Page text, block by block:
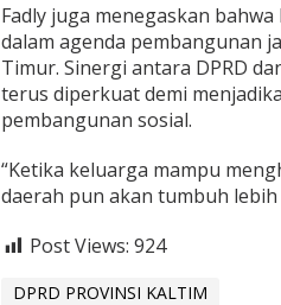
Fadly juga menegaskan
dalam agenda pembangunan
Timur. Sinergi antara DPRD
terus diperkuat demi
pembangunan sosial.
“Ketika keluarga mampu
daerah pun akan tumbuh
Post Views: 924
DPRD PROVINSI KALTIM